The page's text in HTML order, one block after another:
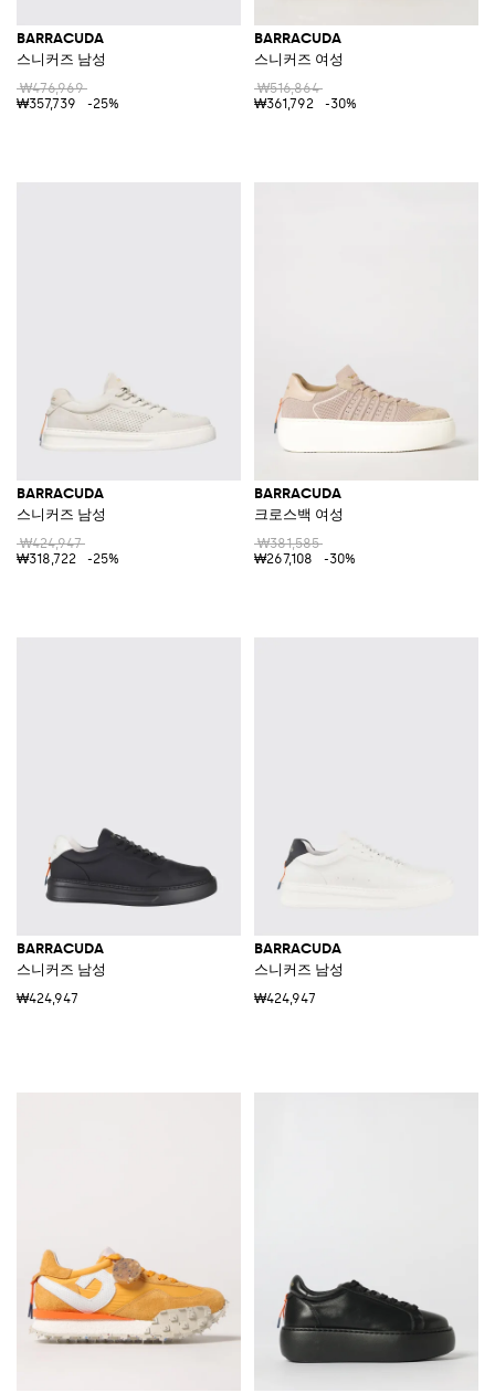
BARRACUDA
스니커즈 남성
₩476,969
₩357,739
-25%
BARRACUDA
스니커즈 여성
₩516,864
₩361,792
-30%
BARRACUDA
스니커즈 남성
₩424,947
₩318,722
-25%
BARRACUDA
크로스백 여성
₩381,585
₩267,108
-30%
BARRACUDA
스니커즈 남성
₩424,947
BARRACUDA
스니커즈 남성
₩424,947